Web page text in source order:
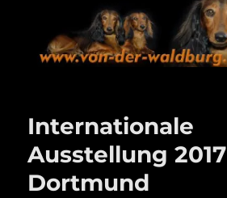
Internationale
Ausstellung 2017
Dortmund